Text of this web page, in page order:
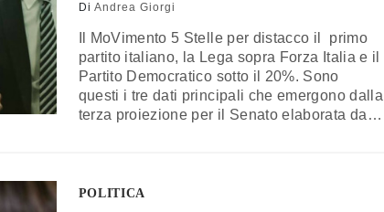
Di Andrea Giorgi
Il MoVimento 5 Stelle per distacco il primo
partito italiano, la Lega sopra Forza Italia e il
Partito Democratico sotto il 20%. Sono
questi i tre dati principali che emergono dalla
terza proiezione per il Senato elaborata da
POLITICA